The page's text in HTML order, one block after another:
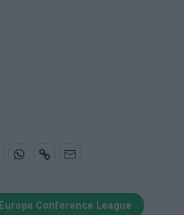
Europa Conference League